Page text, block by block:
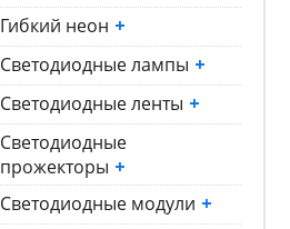
Гибкий неон +
Светодиодные лампы +
Светодиодные ленты +
Светодиодные
прожекторы +
Светодиодные модули +